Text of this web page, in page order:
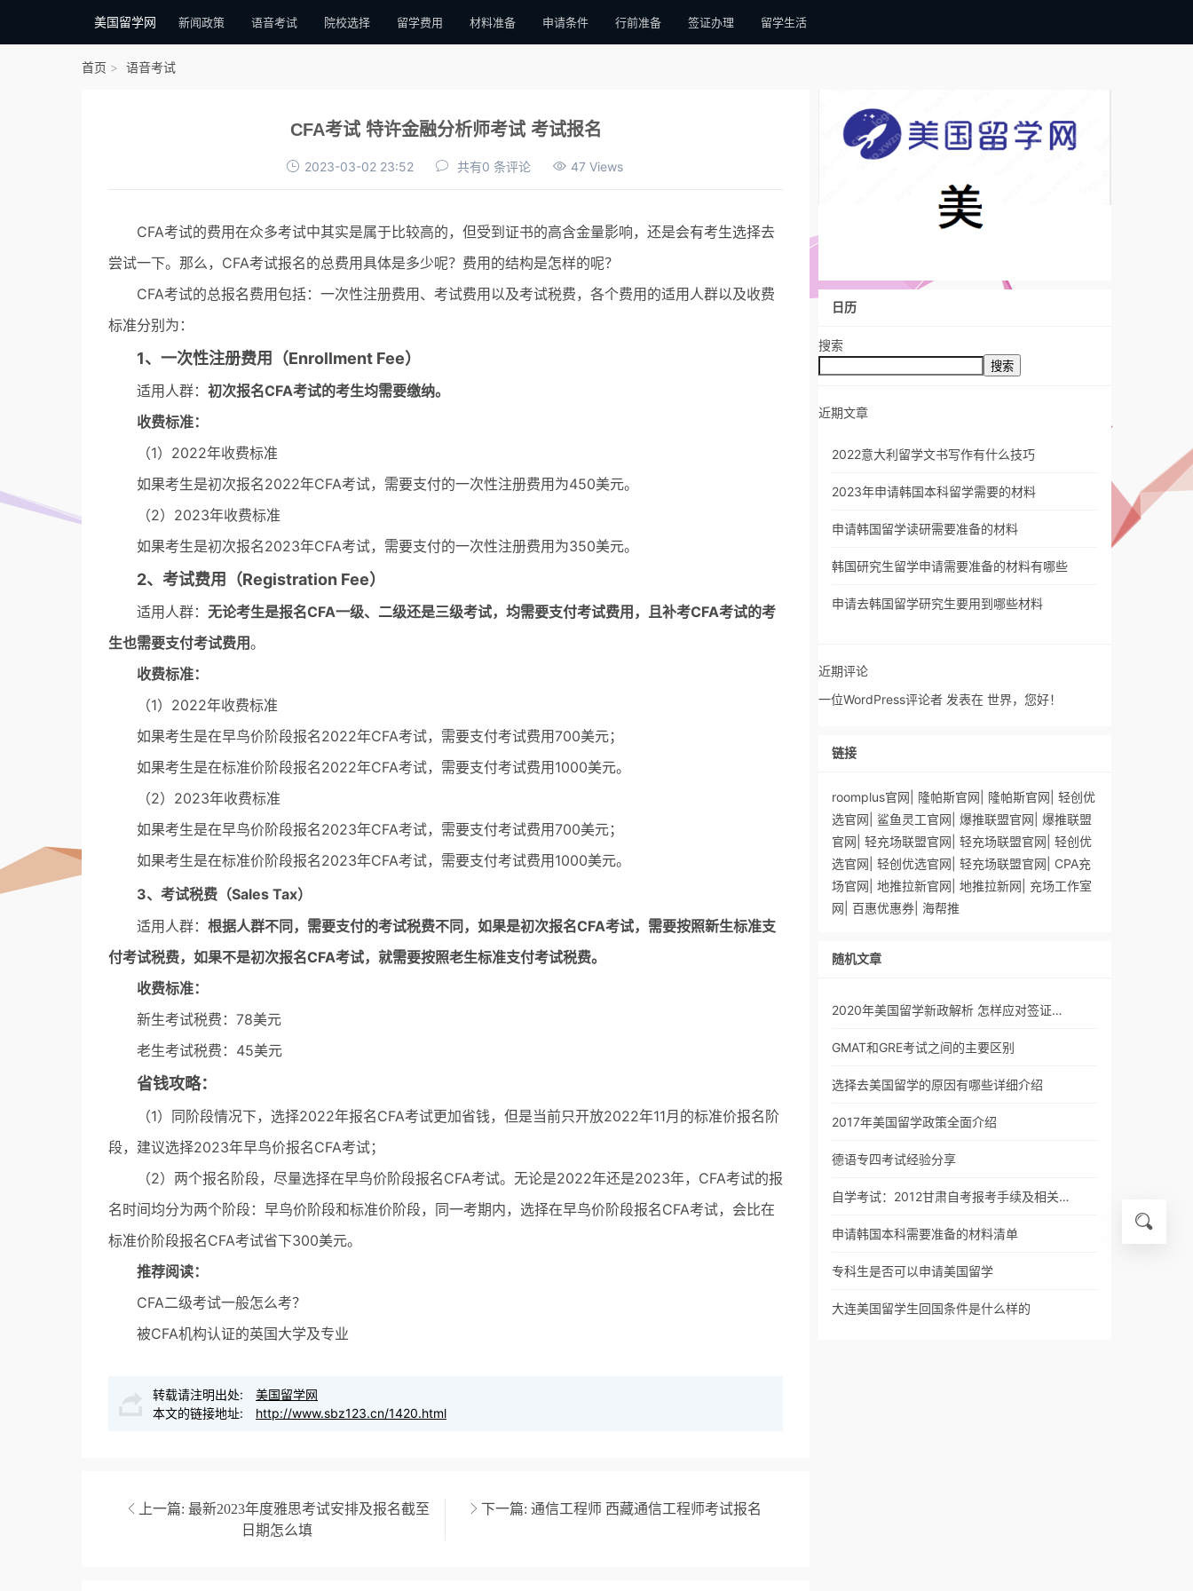
美国留学网 新闻政策 语音考试 院校选择 留学费用 材料准备 申请条件 行前准备 签证办理 留学生活
首页 语音考试
CFA考试 特许金融分析师考试 考试报名
2023-03-02 23:52 共有0 条评论 47 Views
CFA考试的费用在众多考试中其实是属于比较高的，但受到证书的高含金量影响，还是会有考生选择去
尝试一下。那么，CFA考试报名的总费用具体是多少呢？费用的结构是怎样的呢？
CFA考试的总报名费用包括：一次性注册费用、考试费用以及考试税费，各个费用的适用人群以及收费
标准分别为：
1、一次性注册费用（Enrollment Fee）
适用人群： 初次报名CFA考试的考生均需要缴纳。
收费标准：
（1）2022年收费标准
如果考生是初次报名2022年CFA考试，需要支付的一次性注册费用为450美元。
（2）2023年收费标准
如果考生是初次报名2023年CFA考试，需要支付的一次性注册费用为350美元。
2、考试费用（Registration Fee）
适用人群： 无论考生是报名CFA一级、二级还是三级考试，均需要支付考试费用，且补考CFA考试的考
生也需要支付考试费用。
收费标准：
（1）2022年收费标准
如果考生是在早鸟价阶段报名2022年CFA考试，需要支付考试费用700美元；
如果考生是在标准价阶段报名2022年CFA考试，需要支付考试费用1000美元。
（2）2023年收费标准
如果考生是在早鸟价阶段报名2023年CFA考试，需要支付考试费用700美元；
如果考生是在标准价阶段报名2023年CFA考试，需要支付考试费用1000美元。
3、考试税费（Sales Tax）
适用人群： 根据人群不同，需要支付的考试税费不同，如果是初次报名CFA考试，需要按照新生标准支
付考试税费，如果不是初次报名CFA考试，就需要按照老生标准支付考试税费。
收费标准：
新生考试税费：78美元
老生考试税费：45美元
省钱攻略：
（1）同阶段情况下，选择2022年报名CFA考试更加省钱，但是当前只开放2022年11月的标准价报名阶
段，建议选择2023年早鸟价报名CFA考试；
（2）两个报名阶段，尽量选择在早鸟价阶段报名CFA考试。无论是2022年还是2023年，CFA考试的报
名时间均分为两个阶段：早鸟价阶段和标准价阶段，同一考期内，选择在早鸟价阶段报名CFA考试，会比在
标准价阶段报名CFA考试省下300美元。
推荐阅读：
CFA二级考试一般怎么考？
被CFA机构认证的英国大学及专业
转载请注明出处:
美国留学网
本文的链接地址:
http://www.sbz123.cn/1420.html
上一篇: 最新2023年度雅思考试安排及报名截至
日期怎么填
下一篇: 通信工程师 西藏通信工程师考试报名
日历
搜索
搜索
近期文章
2022意大利留学文书写作有什么技巧
2023年申请韩国本科留学需要的材料
申请韩国留学读研需要准备的材料
韩国研究生留学申请需要准备的材料有哪些
申请去韩国留学研究生要用到哪些材料
近期评论
一位WordPress评论者 发表在 世界，您好！
链接
roomplus官网 隆帕斯官网 隆帕斯官网 轻创优
选官网
鲨鱼灵工官网 爆推联盟官网 爆推联盟
官网 轻充场联盟官网 轻充场联盟官网 轻创优
选官网 轻创优选官网 轻充场联盟官网
CPA充
场官网 地推拉新官网 地推拉新网
充场工作室
网
百惠优惠券 海帮推
随机文章
2020年美国留学新政解析 怎样应对签证…
GMAT和GRE考试之间的主要区别
选择去美国留学的原因有哪些详细介绍
2017年美国留学政策全面介绍
德语专四考试经验分享
自学考试：2012甘肃自考报考手续及相关…
申请韩国本科需要准备的材料清单
专科生是否可以申请美国留学
大连美国留学生回国条件是什么样的